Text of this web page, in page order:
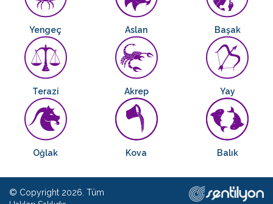
Yengeç Aslan Başak
Terazi Akrep Yay
Oğlak Kova Balık
© Copyright 2026. Tüm